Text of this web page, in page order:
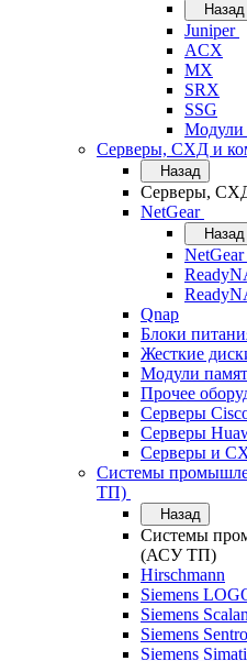
Назад
Juniper
ACX
MX
SRX
SSG
Модули
Серверы, СХД и
Назад
Серверы,
NetGear
Назад
NetGear
Qnap
Блоки
Жесткие
Модули
Прочее
Серверы
Серверы
Серверы и
Системы
ТП)
Назад
Системы
(АСУ ТП)
Hirschmann
Siemens
Siemens
Siemens
Siemens